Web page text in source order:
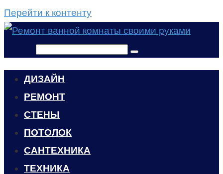
Перейти к контенту
ДИЗАЙН
РЕМОНТ
СТЕНЫ
ПОТОЛОК
САНТЕХНИКА
ТЕХНИКА